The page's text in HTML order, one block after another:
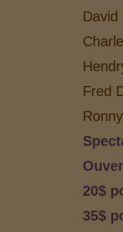
David
Fred
20$
35$